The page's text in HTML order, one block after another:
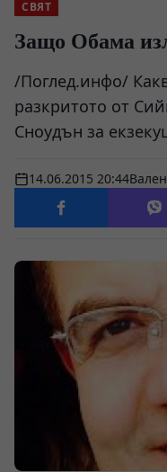
СВЯТ
Защо Обама
/Поглед.инфо/
разкритото от
Сноудън за
14.06.2015 20:44